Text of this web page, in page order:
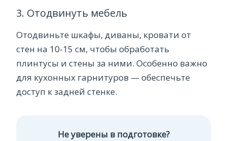
3. Отодвинуть мебель
Отодвиньте шкафы, диваны, кровати от
стен на 10-15 см, чтобы обработать
плинтусы и стены за ними. Особенно важно
для кухонных гарнитуров — обеспечьте
доступ к задней стенке.
Не уверены в подготовке?